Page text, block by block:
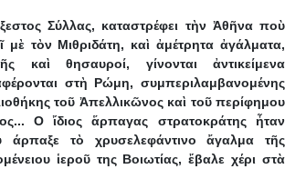
Σύλλας, καταστρέφει τὴν Ἀθῆνα ποὺ
μὲ τὸν Μιθριδάτη, καὶ ἀμέτρητα ἀγάλματα,
καὶ θησαυροί, γίνονται ἀντικείμενα
στὴ Ρώμη, συμπεριλαμβανομένης
τοῦ Ἀπελλικῶνος καὶ τοῦ περίφημου
Ο ἴδιος ἅρπαγας στρατοκράτης ἦταν
άρπαξε τὸ χρυσελεφάντινο ἄγαλμα τῆς
ἱεροῦ της Βοιωτίας, ἔβαλε χέρι στὰ